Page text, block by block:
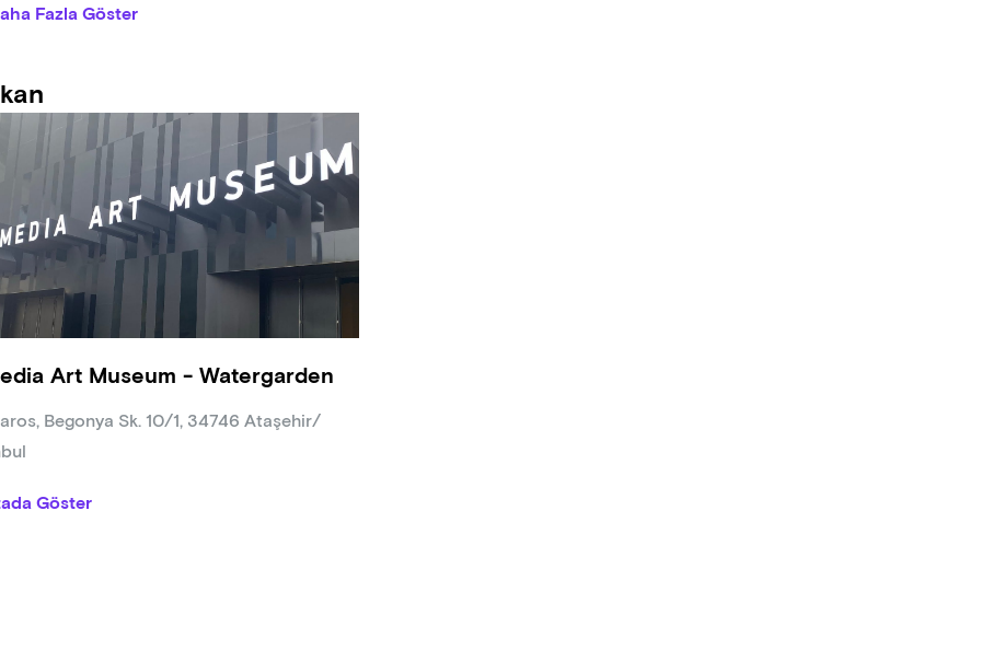
ışığa duyarlı epilepsi hastalarını rahatsız edebilecek görsel efektler içermektedir.
Fazla Göster
Art Museum - Watergarden
Begonya Sk. 10/1, 34746 Ataşehir/
Göster